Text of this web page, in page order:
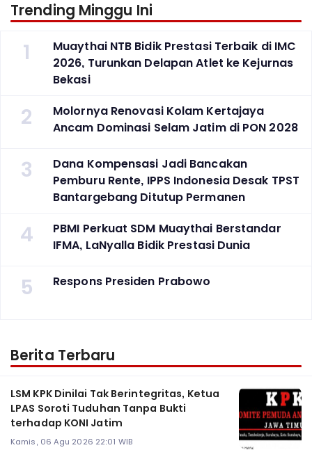
Trending Minggu Ini
1
Muaythai NTB Bidik Prestasi Terbaik di IMC
2026, Turunkan Delapan Atlet ke Kejurnas
Bekasi
2
Molornya Renovasi Kolam Kertajaya
Ancam Dominasi Selam Jatim di PON 2028
3
Dana Kompensasi Jadi Bancakan
Pemburu Rente, IPPS Indonesia Desak TPST
Bantargebang Ditutup Permanen
4
PBMI Perkuat SDM Muaythai Berstandar
IFMA, LaNyalla Bidik Prestasi Dunia
5 Respons Presiden Prabowo
Berita Terbaru
LSM KPK Dinilai Tak Berintegritas, Ketua
LPAS Soroti Tuduhan Tanpa Bukti
terhadap KONI Jatim
Kamis, 06 Agu 2026 22:01 WIB